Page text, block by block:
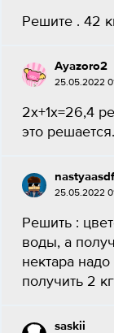
Решите . 42
Ayazoro2
25.05.2022
2х+1х=26,4
это
25.05.2022
Решить :
воды, а
нектара
получить 2
saskii